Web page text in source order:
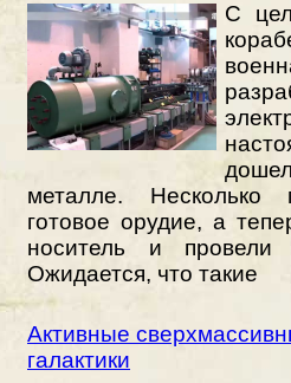
С
металле. Несколько
готовое орудие, а
носитель и провели
Ожидается, что такие
Активные
галактики